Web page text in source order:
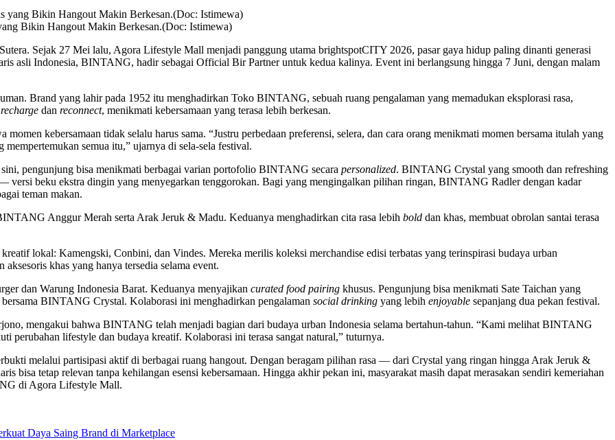
Bikin Hangout Makin Berkesan.(Doc: Istimewa)
Sejak 27 Mei lalu, Agora Lifestyle Mall menjadi panggung utama brightspotCITY 2026, pasar gaya hidup paling dinanti generasi
asli Indonesia, BINTANG, hadir sebagai Official Bir Partner untuk kedua kalinya. Event ini berlangsung hingga 7 Juni, dengan malam
Brand yang lahir pada 1952 itu menghadirkan Toko BINTANG, sebuah ruang pengalaman yang memadukan eksplorasi rasa,
recharge dan reconnect, menikmati kebersamaan yang terasa lebih berkesan.
kebersamaan tidak selalu harus sama. “Justru perbedaan preferensi, selera, dan cara orang menikmati momen bersama itulah yang
semua itu,” ujarnya di sela-sela festival.
pengunjung bisa menikmati berbagai varian portofolio BINTANG secara personalized. BINTANG Crystal yang smooth dan refreshing
versi beku ekstra dingin yang menyegarkan tenggorokan. Bagi yang mengingalkan pilihan ringan, BINTANG Radler dengan kadar
teman makan.
Anggur Merah serta Arak Jeruk & Madu. Keduanya menghadirkan cita rasa lebih bold dan khas, membuat obrolan santai terasa
lokal: Kamengski, Conbini, dan Vindes. Mereka merilis koleksi merchandise edisi terbatas yang terinspirasi budaya urban
khas yang hanya tersedia selama event.
dan Warung Indonesia Barat. Keduanya menyajikan curated food pairing khusus. Pengunjung bisa menikmati Sate Taichan yang
BINTANG Crystal. Kolaborasi ini menghadirkan pengalaman social drinking yang lebih enjoyable sepanjang dua pekan festival.
mengakui bahwa BINTANG telah menjadi bagian dari budaya urban Indonesia selama bertahun-tahun. “Kami melihat BINTANG
perubahan lifestyle dan budaya kreatif. Kolaborasi ini terasa sangat natural,” tuturnya.
melalui partisipasi aktif di berbagai ruang hangout. Dengan beragam pilihan rasa — dari Crystal yang ringan hingga Arak Jeruk &
tetap relevan tanpa kehilangan esensi kebersamaan. Hingga akhir pekan ini, masyarakat masih dapat merasakan sendiri kemeriahan
di Agora Lifestyle Mall.
Daya Saing Brand di Marketplace